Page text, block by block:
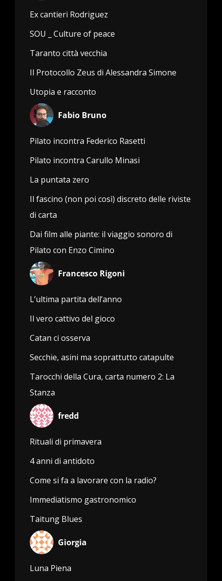
Ex cantieri Rodriguez
SOU _ Culture of peace
Taranto città vecchia
Il Protocollo Zeus di Alessandra Simone
Utopia e racconto
Fabio Bruno
Pilato incontra Federico Rasetti
Pilato incontra Carullo Minasi
La puntata zero
Il fascino (non poi così) discreto delle riviste
di carta
Dai film alle piante: il viaggio sonoro di
Pilato con Enzo Cimino
Francesco Rigoni
L’ultima partita dell’anno
Il vero cattivo del gioco
Catan ci osserva
Secchie, asini ma soprattutto catapulte
Tarocchi della Cura, carta numero 2: La
Stanza
fredd
Rituali di primavera
4 anni di antidoto
Come si fa a lavorare con la radio?
Immediatismo gastronomico
Taitung Blues
Giorgia
Luna Piena